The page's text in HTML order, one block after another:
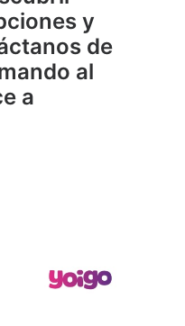
y
de
al
a